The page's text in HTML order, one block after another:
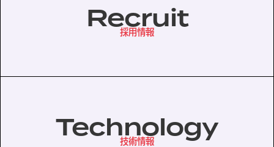
Recruit
採用情報
Technology
技術情報